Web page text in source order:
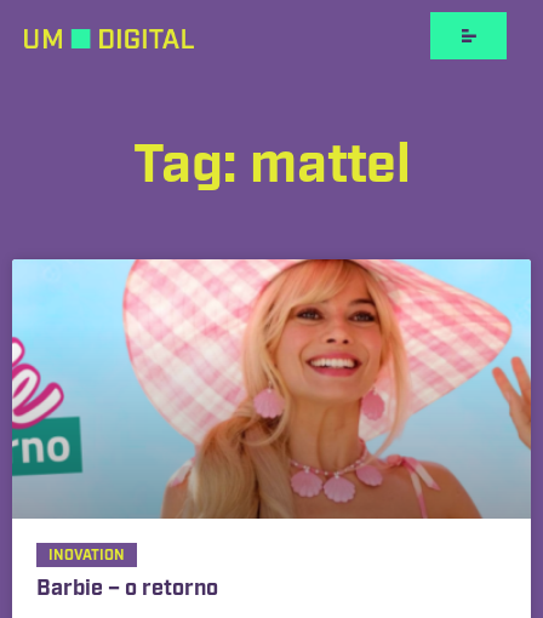
Tag: mattel
INOVATION
Barbie – o retorno